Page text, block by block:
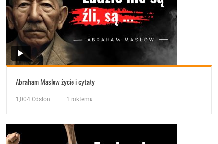
Abraham Maslow życie i cytaty
1,004 Odsłon 1 roktemu